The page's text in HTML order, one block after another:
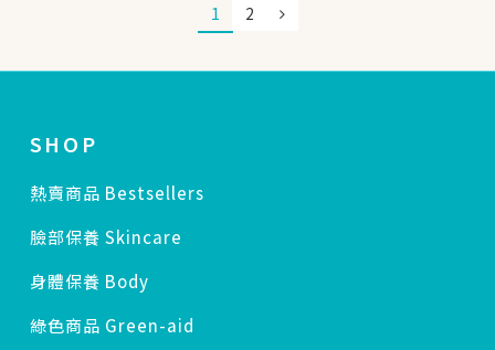
1 2
SHOP
熱賣商品 Bestsellers
臉部保養 Skincare
身體保養 Body
綠色商品 Green-aid